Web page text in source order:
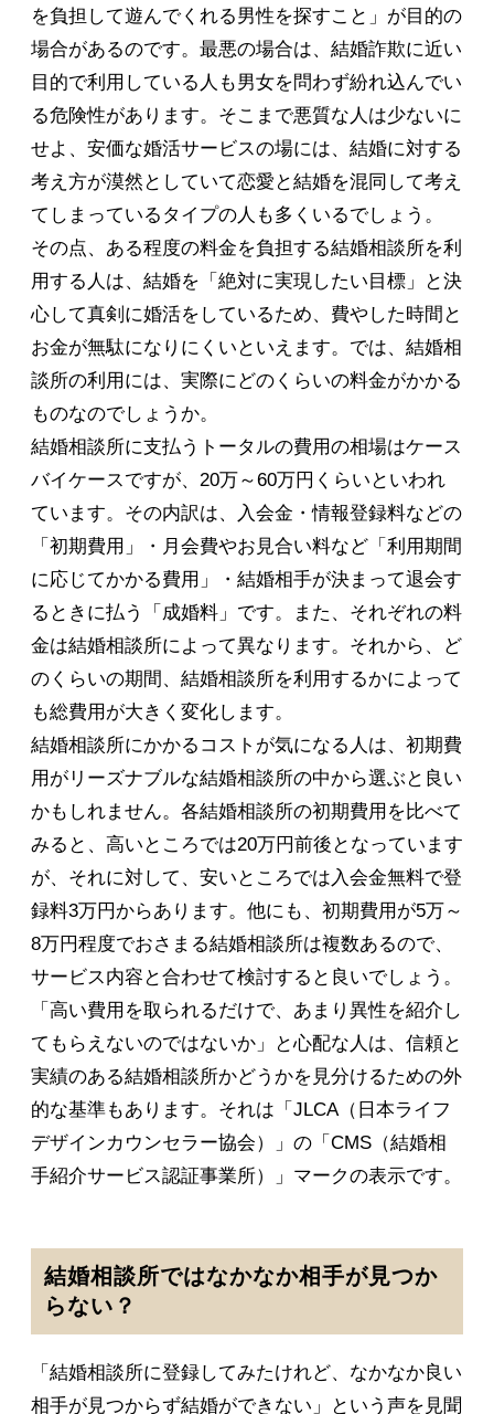
を負担して遊んでくれる男性を探すこと」が目的の
場合があるのです。最悪の場合は、結婚詐欺に近い
目的で利用している人も男女を問わず紛れ込んでい
る危険性があります。そこまで悪質な人は少ないに
せよ、安価な婚活サービスの場には、結婚に対する
考え方が漠然としていて恋愛と結婚を混同して考え
てしまっているタイプの人も多くいるでしょう。
その点、ある程度の料金を負担する結婚相談所を利
用する人は、結婚を「絶対に実現したい目標」と決
心して真剣に婚活をしているため、費やした時間と
お金が無駄になりにくいといえます。では、結婚相
談所の利用には、実際にどのくらいの料金がかかる
ものなのでしょうか。
結婚相談所に支払うトータルの費用の相場はケース
バイケースですが、20万～60万円くらいといわれ
ています。その内訳は、入会金・情報登録料などの
「初期費用」・月会費やお見合い料など「利用期間
に応じてかかる費用」・結婚相手が決まって退会す
るときに払う「成婚料」です。また、それぞれの料
金は結婚相談所によって異なります。それから、ど
のくらいの期間、結婚相談所を利用するかによって
も総費用が大きく変化します。
結婚相談所にかかるコストが気になる人は、初期費
用がリーズナブルな結婚相談所の中から選ぶと良い
かもしれません。各結婚相談所の初期費用を比べて
みると、高いところでは20万円前後となっています
が、それに対して、安いところでは入会金無料で登
録料3万円からあります。他にも、初期費用が5万～
8万円程度でおさまる結婚相談所は複数あるので、
サービス内容と合わせて検討すると良いでしょう。
「高い費用を取られるだけで、あまり異性を紹介し
てもらえないのではないか」と心配な人は、信頼と
実績のある結婚相談所かどうかを見分けるための外
的な基準もあります。それは「JLCA（日本ライフ
デザインカウンセラー協会）」の「CMS（結婚相
手紹介サービス認証事業所）」マークの表示です。
結婚相談所ではなかなか相手が見つか
らない？
「結婚相談所に登録してみたけれど、なかなか良い
相手が見つからず結婚ができない」という声を見聞